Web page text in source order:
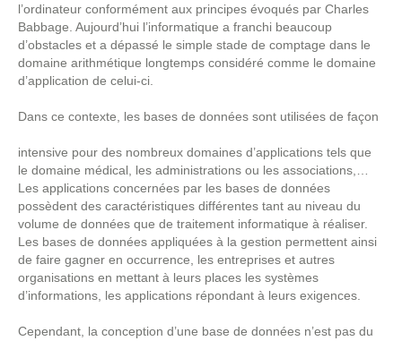
l’ordinateur conformément aux principes évoqués par Charles
Babbage. Aujourd’hui l’informatique a franchi beaucoup
d’obstacles et a dépassé le simple stade de comptage dans le
domaine arithmétique longtemps considéré comme le domaine
d’application de celui-ci.
Dans ce contexte, les bases de données sont utilisées de façon
intensive pour des nombreux domaines d’applications tels que
le domaine médical, les administrations ou les associations,…
Les applications concernées par les bases de données
possèdent des caractéristiques différentes tant au niveau du
volume de données que de traitement informatique à réaliser.
Les bases de données appliquées à la gestion permettent ainsi
de faire gagner en occurrence, les entreprises et autres
organisations en mettant à leurs places les systèmes
d’informations, les applications répondant à leurs exigences.
Cependant, la conception d’une base de données n’est pas du